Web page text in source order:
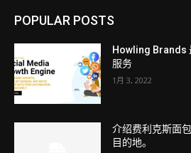
POPULAR POSTS
Howling Brands
服务
1月 3, 2022
介绍费利克斯面
目的地。